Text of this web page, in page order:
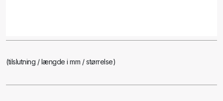
(tilslutning / længde i mm / størrelse)